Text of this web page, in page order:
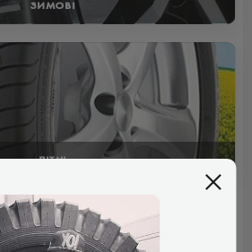
ЗИМОВІ
ЛІТНІ